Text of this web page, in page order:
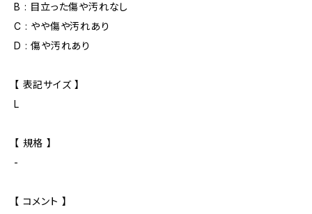
B : 目立った傷や汚れなし
C : やや傷や汚れあり
D : 傷や汚れあり
【 表記サイズ 】
L
【 規格 】
-
【 コメント 】